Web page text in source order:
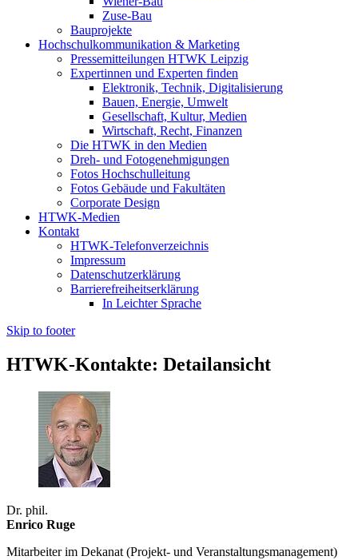
Zuse-Bau
Bauprojekte
Hochschulkommunikation & Marketing
Pressemitteilungen HTWK Leipzig
Expertinnen und Experten finden
Elektronik, Technik, Digitalisierung
Bauen, Energie, Umwelt
Gesellschaft, Kultur, Medien
Wirtschaft, Recht, Finanzen
Die HTWK in den Medien
Dreh- und Fotogenehmigungen
Fotos Hochschulleitung
Fotos Gebäude und Fakultäten
Corporate Design
HTWK-Medien
Kontakt
HTWK-Telefonverzeichnis
Impressum
Datenschutzerklärung
Barrierefreiheitserklärung
In Leichter Sprache
Skip to footer
HTWK-Kontakte: Detailansicht
Dr. phil.
Enrico Ruge
Mitarbeiter im Dekanat (Projekt- und Veranstaltungsmanagement)